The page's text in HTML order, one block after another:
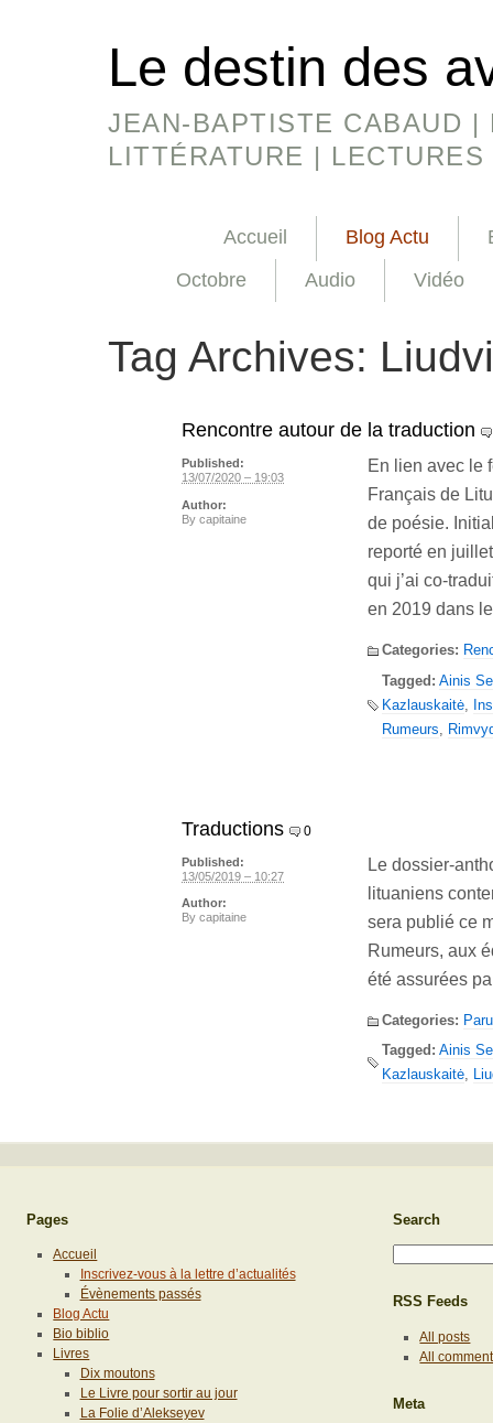
Le destin des
JEAN-BAPTISTE CABAUD
LITTÉRATURE |
Accueil Blog Actu
Octobre
Audio Vidéo
Tag Archives:
Rencontre autour de la traduction
En lien avec le
Français de
de poésie.
reporté en
qui j’ai co-
en 2019 dans
Categories:
Tagged: Ainis
Kazlauskaitė
Rumeurs
Published:
13/07/2020 – 19:03
Author:
By capitaine
Traductions 0
Le dossier-
lituaniens
sera publié ce
Rumeurs, aux
été assurées
Categories:
Tagged: Ainis
Kazlauskaitė,
Published:
13/05/2019 – 10:27
Author:
By capitaine
Pages
Accueil
Inscrivez-vous à la lettre d’actualités
Évènements passés
Blog Actu
Bio biblio
Livres
Dix moutons
Le Livre pour sortir au jour
La Folie d’Alekseyev
Search
RSS Feeds
All posts
All
Meta